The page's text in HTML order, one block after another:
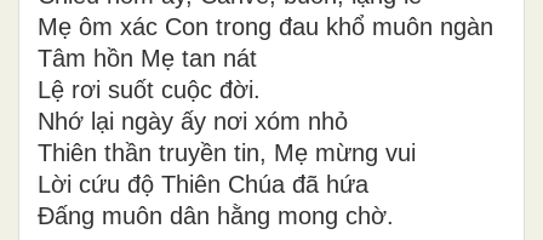
Mẹ ôm xác Con trong đau khổ muôn ngàn
Tâm hồn Mẹ tan nát
Lệ rơi suốt cuộc đời.
Nhớ lại ngày ấy nơi xóm nhỏ
Thiên thần truyền tin, Mẹ mừng vui
Lời cứu độ Thiên Chúa đã hứa
Đấng muôn dân hằng mong chờ.